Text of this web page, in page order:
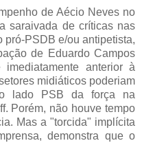
de Aécio Neves no
saraivada de críticas nas
pró-PSDB e/ou antipetista,
de Eduardo Campos
anterior à
midiáticos poderiam
lado PSB da força na
Porém, não houve tempo
Mas a "torcida" implícita
demonstra que o